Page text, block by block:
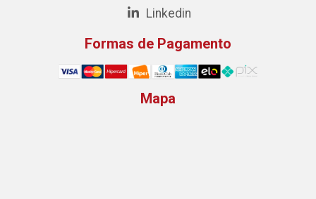
Linkedin
Formas de Pagamento
Mapa